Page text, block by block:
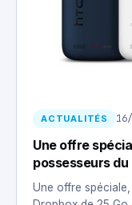
ACTUALITÉS
Une offre
possesseurs du
Une offre